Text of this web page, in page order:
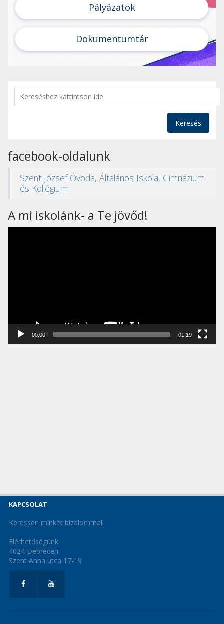
Pályázatok
Dokumentumtár
Keresés
facebook-oldalunk
Szent József Óvoda, Általános Iskola, Gimnázium
és Kollégium
A mi iskolánk- a Te jövőd!
00:00 01:19
KAPCSOLAT
Keressen minket bizalommal!
Elérhetőségünk:
4024 Debrecen
Szent Anna utca 17-19